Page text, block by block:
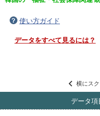
使い方ガイド
データをすべて見るには？
横にス
データ項